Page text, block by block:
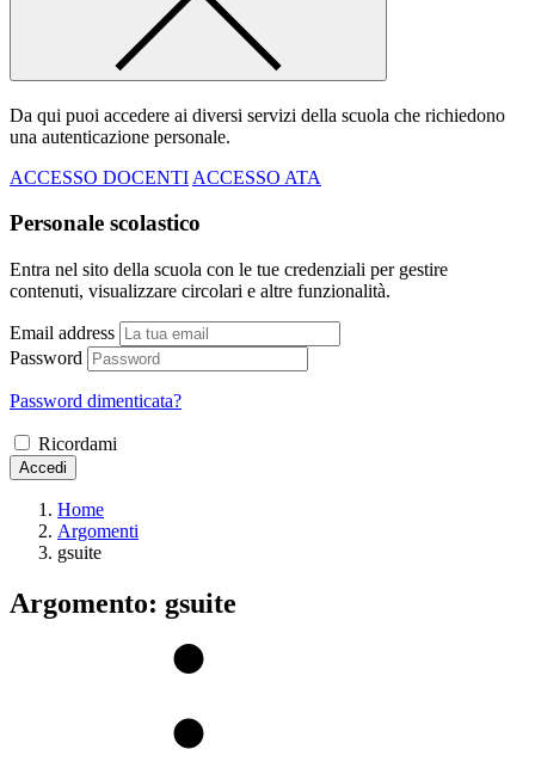
Da qui puoi accedere ai diversi servizi della scuola che richiedono
una autenticazione personale.
ACCESSO DOCENTI ACCESSO ATA
Personale scolastico
Entra nel sito della scuola con le tue credenziali per gestire
contenuti, visualizzare circolari e altre funzionalità.
Email address
Password
Password dimenticata?
Ricordami
Accedi
Home
Argomenti
gsuite
Argomento: gsuite